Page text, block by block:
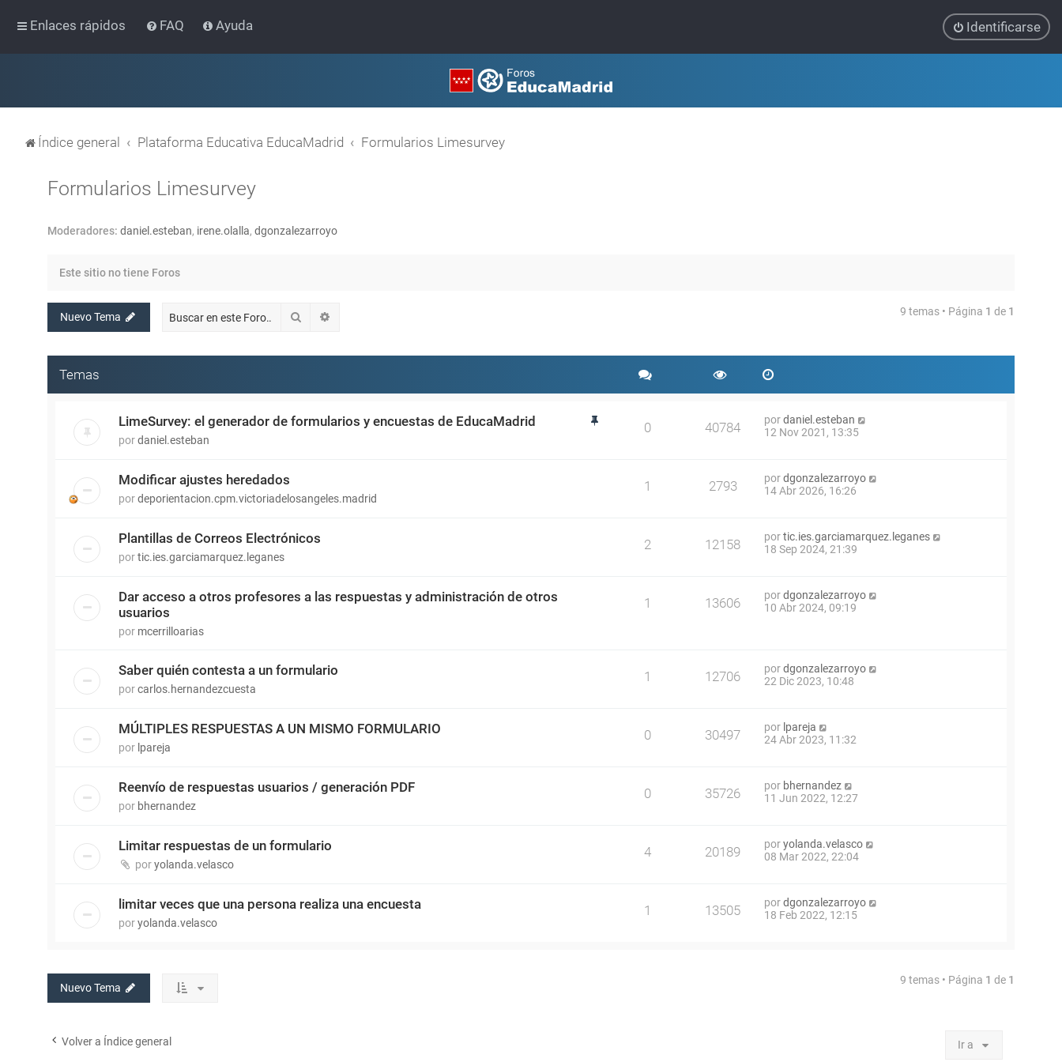
Enlaces rápidos FAQ Ayuda Identificarse
Índice general Plataforma Educativa EducaMadrid Formularios Limesurvey
Formularios Limesurvey
Moderadores: daniel.esteban, irene.olalla, dgonzalezarroyo
Este sitio no tiene Foros
Nuevo Tema Buscar 9 temas • Página 1 de 1
Temas
LimeSurvey: el generador de formularios y encuestas de EducaMadrid
pordaniel.esteban
0 40784 pordaniel.esteban
12 Nov 2021, 13:35
Modificar ajustes heredados
pordeporientacion.cpm.victoriadelosangeles.madrid
1 2793 pordgonzalezarroyo
14 Abr 2026, 16:26
Plantillas de Correos Electrónicos
portic.ies.garciamarquez.leganes
2 12158 portic.ies.garciamarquez.leganes
18 Sep 2024, 21:39
Dar acceso a otros profesores a las respuestas y administración de otros
usuarios
por mcerrilloarias
1 13606 pordgonzalezarroyo
10 Abr 2024, 09:19
Saber quién contesta a un formulario
porcarlos.hernandezcuesta
1 12706 pordgonzalezarroyo
22 Dic 2023, 10:48
MÚLTIPLES RESPUESTAS A UN MISMO FORMULARIO
por lpareja
0 30497 por lpareja
24 Abr 2023, 11:32
Reenvío de respuestas usuarios / generación PDF
por bhernandez
0 35726 por bhernandez
11 Jun 2022, 12:27
Limitar respuestas de un formulario
poryolanda.velasco
4 20189 poryolanda.velasco
08 Mar 2022, 22:04
limitar veces que una persona realiza una encuesta
poryolanda.velasco
1 13505 pordgonzalezarroyo
18 Feb 2022, 12:15
Nuevo Tema
9 temas • Página 1 de 1
Volver a Índice general Ir a